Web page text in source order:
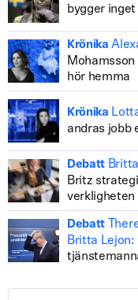
bygger
Krönika
hör hemma
Krönika
andras jobb
Debatt
Britz
verkligheten
Debatt
Britta Lejon: